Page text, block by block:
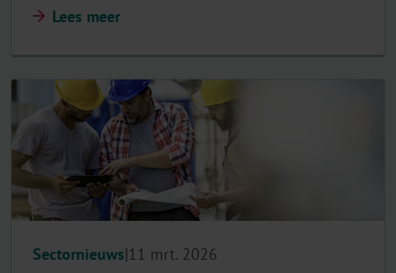
Lees meer
Sectornieuws 11 mrt. 2026